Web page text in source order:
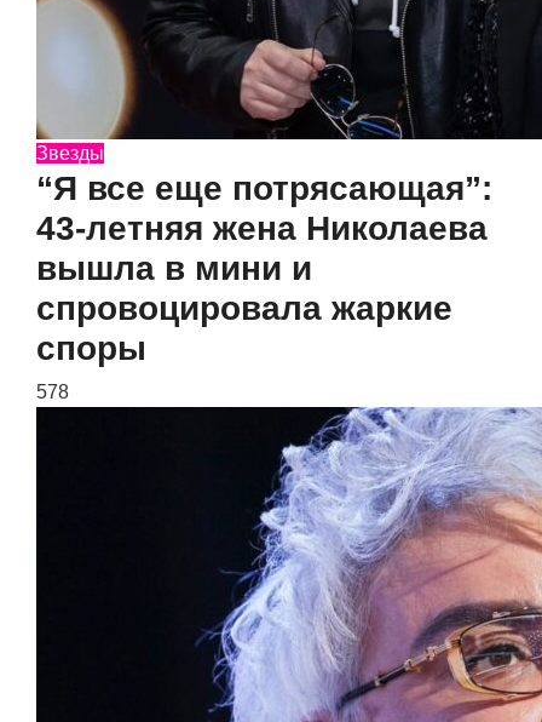
Звезды
“Я все еще потрясающая”:
43-летняя жена Николаева
вышла в мини и
спровоцировала жаркие
споры
578